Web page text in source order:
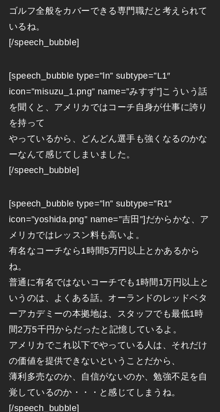
ゴルフ全般をカバーできる専門職だと考えられて
いるね。
[/speech_bubble]
[speech_bubble type=”ln” subtype=”L1″
icon=”misuzu_1.png” name=”みすず”]こういう話
を聞くと、アメリカではコーチ自身が仕事に誇り
を持って
やっているから、どんどん選手も強くなるのかな
ーなんて感じてしまいました。
[/speech_bubble]
[speech_bubble type=”ln” subtype=”R1″
icon=”yoshida.png” name=”吉田”]だからかな、ア
メリカではレッスン料も高いよ。
有名なコーチなら1時間5万円以上とかあるから
ね。
普通に有名ではないコーチでも1時間1万円以上と
いうのは、よくある話。オーランドのレッドベタ
ーアカデミーの本拠地は、スタッフでも最低1時
間2万5千円からだったと記憶しているよ。
アメリカでこれ以下でやっている人は、それだけ
の価値を提供できないということだから、
薄利多売なのか、自信がないのか、勉強不足を自
覚しているのか・・・と感じてしまうね。
[/speech_bubble]